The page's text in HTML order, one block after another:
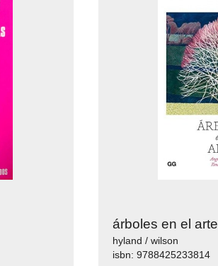
árboles en el arte
hyland / wilson
isbn: 9788425233814